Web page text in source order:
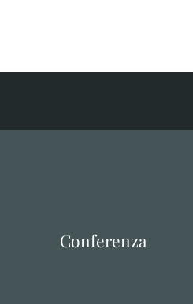
Conferenza